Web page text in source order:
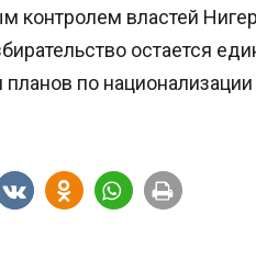
контролем властей
остается
по